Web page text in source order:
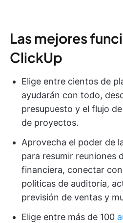
Las mejores
ClickUp
Elige entre cientos de
ayudarán con todo,
presupuesto y el flujo
de proyectos.
Aprovecha el poder de
para resumir reuniones
financiera, conectar
políticas de auditoría,
previsión de ventas y
Elige entre más de 100